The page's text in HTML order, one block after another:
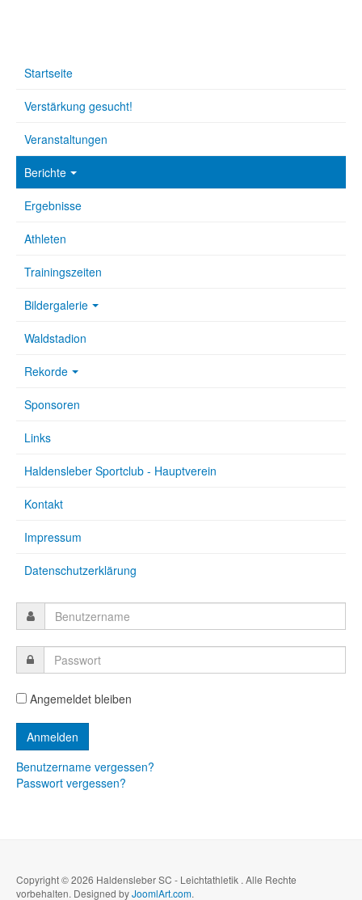
Startseite
Verstärkung gesucht!
Veranstaltungen
Berichte
Ergebnisse
Athleten
Trainingszeiten
Bildergalerie
Waldstadion
Rekorde
Sponsoren
Links
Haldensleber Sportclub - Hauptverein
Kontakt
Impressum
Datenschutzerklärung
Angemeldet bleiben
Benutzername vergessen?
Passwort vergessen?
Copyright © 2026 Haldensleber SC - Leichtathletik . Alle Rechte
vorbehalten. Designed byJoomlArt.com.